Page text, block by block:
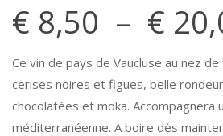
€ 8,50 – €
Ce vin de pays de Vaucluse au nez
cerises noires et figues, belle
chocolatées et moka. Accompagnera
méditerranéenne. A boire dès